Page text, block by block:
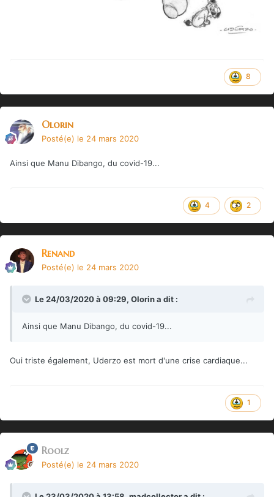
8
Olorin
Posté(e) le 24 mars 2020
Ainsi que Manu Dibango, du covid-19...
4 2
Renand
Posté(e) le 24 mars 2020
Le 24/03/2020 à 09:29, Olorina dit :
Ainsi que Manu Dibango, du covid-19...
Oui triste également, Uderzo est mort d'une crise cardiaque...
1
Roolz
Posté(e) le 24 mars 2020